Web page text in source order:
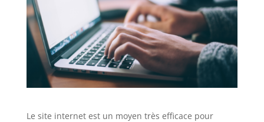
Le site internet est un moyen très efficace pour